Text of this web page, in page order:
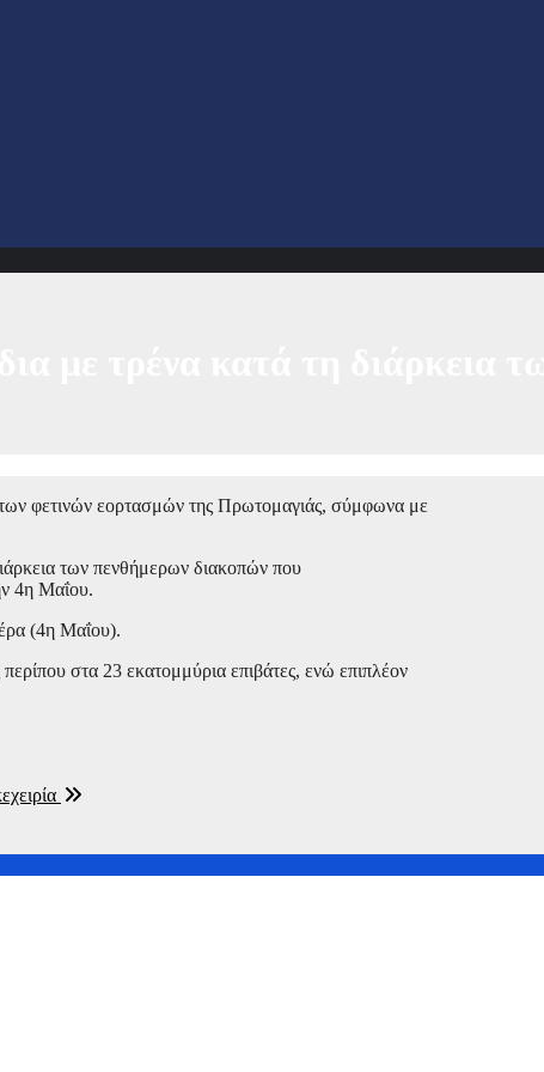
των φετινών εορτασμών της Πρωτομαγιάς, σύμφωνα με
των πενθήμερων διακοπών που
4η Μαΐου.
(4η Μαΐου).
στα 23 εκατομμύρια επιβάτες, ενώ επιπλέον